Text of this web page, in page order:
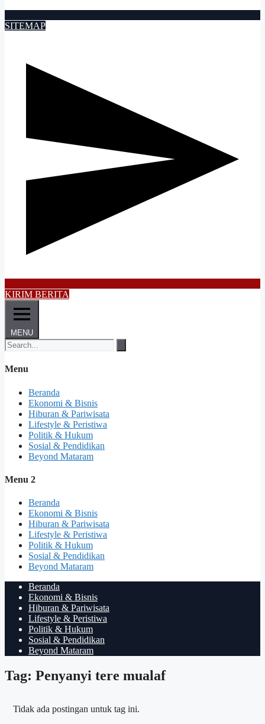
SITEMAP
KIRIM BERITA
MENU
Menu
Beranda
Ekonomi & Bisnis
Hiburan & Pariwisata
Lifestyle & Peristiwa
Politik & Hukum
Sosial & Pendidikan
Beyond Mataram
Menu 2
Beranda
Ekonomi & Bisnis
Hiburan & Pariwisata
Lifestyle & Peristiwa
Politik & Hukum
Sosial & Pendidikan
Beyond Mataram
Beranda
Ekonomi & Bisnis
Hiburan & Pariwisata
Lifestyle & Peristiwa
Politik & Hukum
Sosial & Pendidikan
Beyond Mataram
Tag: Penyanyi tere mualaf
Tidak ada postingan untuk tag ini.